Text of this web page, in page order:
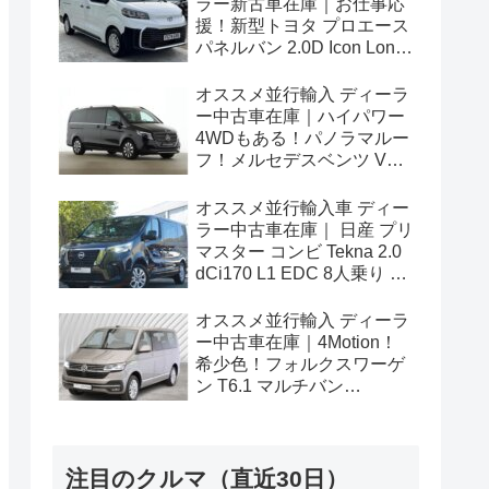
ラー新古車在庫｜お仕事応
援！新型トヨタ プロエース
パネルバン 2.0D Icon Long
オススメ並行輸入 ディーラ
ー中古車在庫｜ハイパワー
4WDもある！パノラマルー
フ！メルセデスベンツ Vク
ロング 4Matic 9G-Tronic 左
ハンドル
オススメ並行輸入車 ディー
ラー中古車在庫｜ 日産 プリ
マスター コンビ Tekna 2.0
dCi170 L1 EDC 8人乗り 左
オススメ並行輸入 ディーラ
ー中古車在庫｜4Motion！
希少色！フォルクスワーゲ
ン T6.1 マルチバン
注目のクルマ（直近30日）